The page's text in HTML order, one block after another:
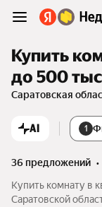
Купить
до 500
Саратовская
AI 1
36 предложений •
Купить комнату в
Саратовской